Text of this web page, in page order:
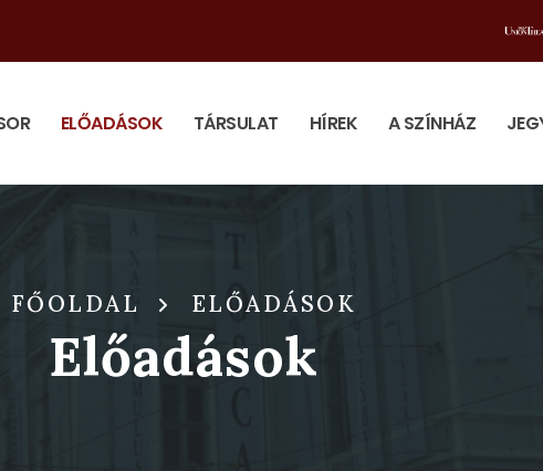
ELŐADÁSOK TÁRSULAT HÍREK A SZÍNHÁZ
FŐOLDAL ELŐADÁSOK
Előadások